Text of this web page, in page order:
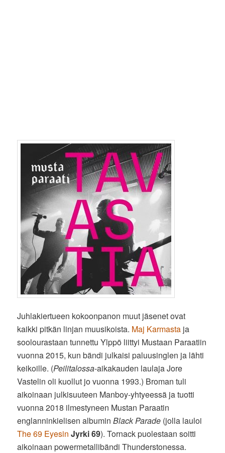
Juhlakiertueen kokoonpanon muut jäsenet ovat
kaikki pitkän linjan muusikoista. Maj Karmasta ja
soolourastaan tunnettu Ylppö liittyi Mustaan Paraatiin
vuonna 2015, kun bändi julkaisi paluusinglen ja lähti
keikoille. (Peilitalossa-aikakauden laulaja Jore
Vastelin oli kuollut jo vuonna 1993.) Broman tuli
aikoinaan julkisuuteen Manboy-yhtyeessä ja tuotti
vuonna 2018 ilmestyneen Mustan Paraatin
englanninkielisen albuminBlack Parade (jolla lauloi
The 69 Eyesin Jyrki 69). Tornack puolestaan soitti
aikoinaan powermetallibändi Thunderstonessa.